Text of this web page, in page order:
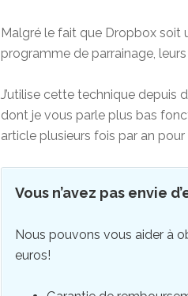
Malgré le fait que Dropbox soit
programme de parrainage,
J’utilise cette technique depuis
dont je vous parle plus bas
article plusieurs fois par an pour
Vous n’avez pas envie
Nous pouvons vous aider à
euros!